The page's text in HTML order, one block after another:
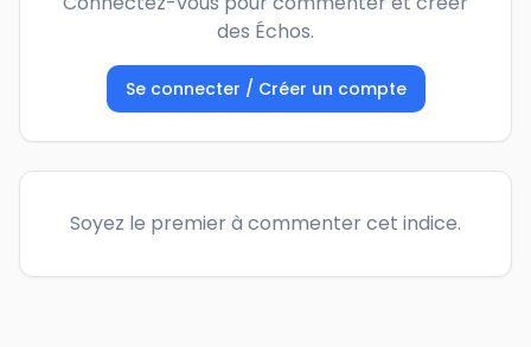
des Échos.
Se connecter / Créer un compte
Soyez le premier à commenter cet indice.